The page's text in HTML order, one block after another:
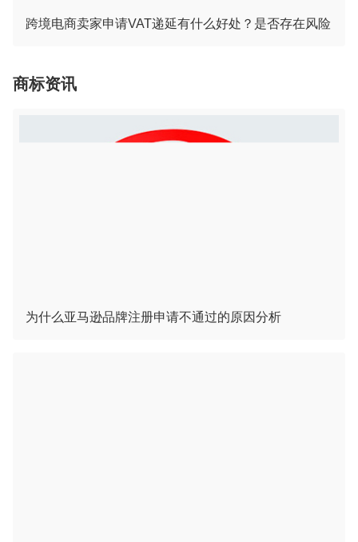
跨境电商卖家申请VAT递延有什么好处？是否存在风险
商标资讯
为什么亚马逊品牌注册申请不通过的原因分析